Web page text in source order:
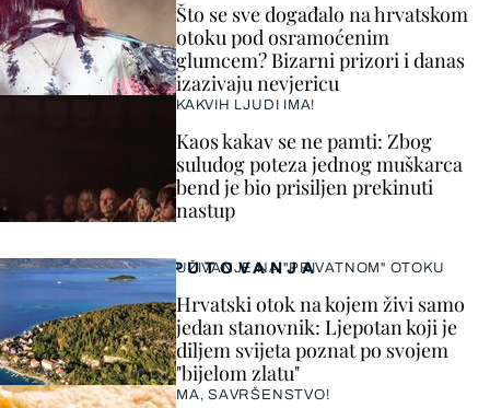
Što se sve događalo na hrvatskom
otoku pod osramoćenim
glumcem? Bizarni prizori i danas
izazivaju nevjericu
KAKVIH LJUDI IMA!
Kaos kakav se ne pamti: Zbog
suludog poteza jednog muškarca
bend je bio prisiljen prekinuti
nastup
PUTOVANJA
UŽIVANJE NA "PRIVATNOM" OTOKU
Hrvatski otok na kojem živi samo
jedan stanovnik: Ljepotan koji je
diljem svijeta poznat po svojem
"bijelom zlatu"
MA, SAVRŠENSTVO!